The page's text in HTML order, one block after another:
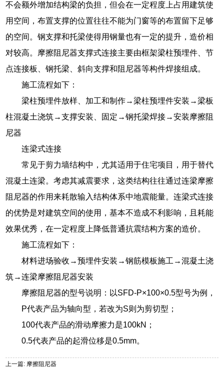
不会额外增加结构梁的负担，但会在一定程度上占用建筑使
用空间，布置支撑的位置往往不能为门窗等的布置留下足够
的空间。钢支撑和托梁使得用钢量也有一定的提升，造价相
对较高。摩擦阻尼器支撑式连接主要由框架梁柱预埋件、节
点连接板、钢托梁、斜向支撑和阻尼器等构件焊接组成。
施工流程如下：
梁柱预埋件放样、加工和制作→梁柱预埋件安装→梁板
柱混凝土浇筑→支撑安装、固定→钢托梁焊接→安装摩擦阻
尼器
连梁式连接
常见于剪力墙结构中，尤其适用于住宅项目，用于替代
混凝土连梁。考虑其减震要求，这类结构往往通过连梁摩擦
阻尼器的作用来耗散输入结构体系中地震能量。连梁式连接
的优势是对建筑空间的使用，基本不造成不利影响，且耗能
效果优秀，在一定程度上降低普通抗震结构方案的造价。
施工流程如下：
材料进场验收→预埋件安装→钢筋模板施工→混凝土浇
筑→连梁摩擦阻尼器安装
摩擦阻尼器的型号说明：以SFD-P×100×0.5型号为例，
P代表产品为轴向型，若改为S则为剪切型；
100代表产品的滑动摩擦力是100kN；
0.5代表产品的起滑位移是0.5mm。
上一篇: 摩擦阻尼器